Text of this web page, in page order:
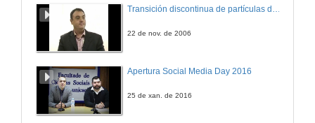
22 de nov. de 2006
Apertura Social Media Day 2016
25 de xan. de 2016